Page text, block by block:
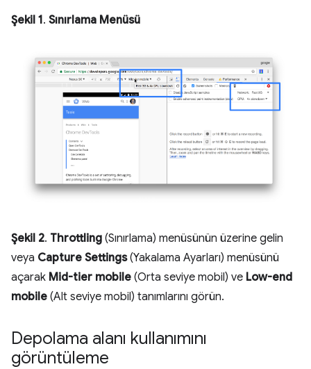
Şekil 1. Sınırlama Menüsü
Şekil 2. Throttling (Sınırlama) menüsünün üzerine gelin
veya Capture Settings(Yakalama Ayarları) menüsünü
açarak Mid-tier mobile (Orta seviye mobil) ve Low-end
mobile (Alt seviye mobil) tanımlarını görün.
Depolama alanı kullanımını
görüntüleme